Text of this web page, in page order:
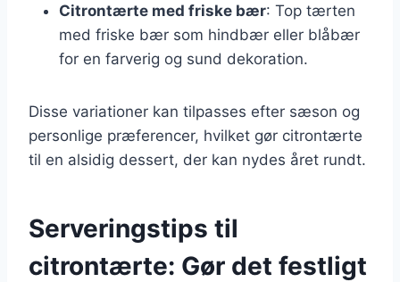
Citrontærte med friske bær: Top tærten
med friske bær som hindbær eller blåbær
for en farverig og sund dekoration.
Disse variationer kan tilpasses efter sæson og
personlige præferencer, hvilket gør citrontærte
til en alsidig dessert, der kan nydes året rundt.
Serveringstips til
citrontærte: Gør det festligt